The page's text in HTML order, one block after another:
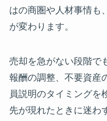
はの商圏や人材事情も
が変わります。
売却を急がない段階で
報酬の調整、不要資産
員説明のタイミングを
先が現れたときに迷わ